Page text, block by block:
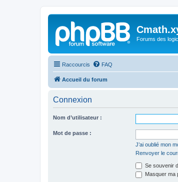
Forums des
Raccourcis FAQ
Accueil du forum
Connexion
Nom d’utilisateur :
Mot de passe :
J’ai oublié mon
Renvoyer le
Se souvenir
Masquer ma